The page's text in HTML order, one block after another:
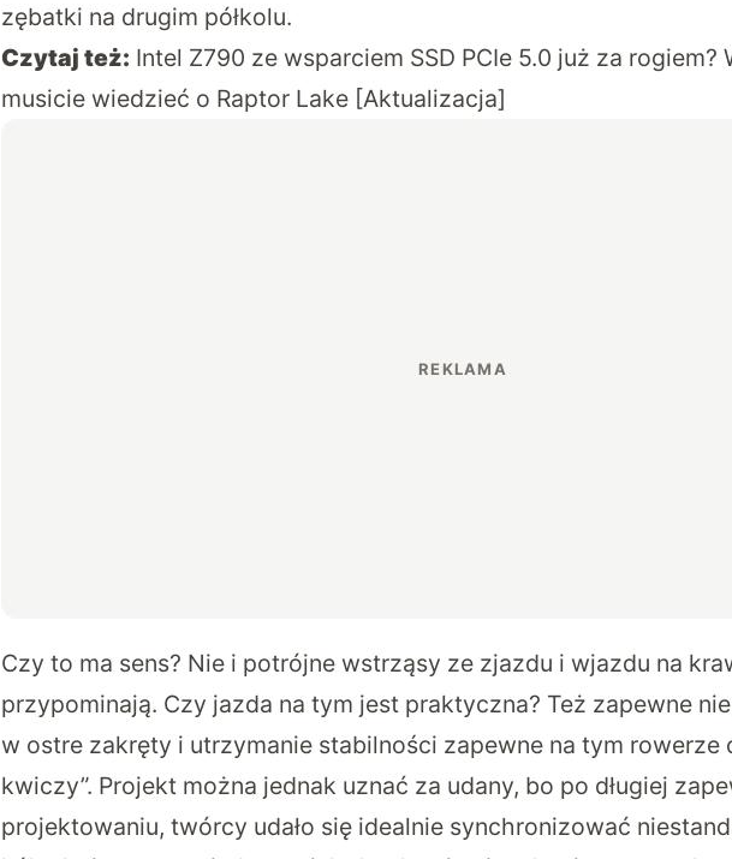
zębatki na drugim półkolu.
Czytaj też: Intel Z790 ze wsparciem SSD PCIe 5.0 już za rogiem?
musicie wiedzieć o Raptor Lake [Aktualizacja]
Czy to ma sens? Nie i potrójne wstrząsy ze zjazdu i wjazdu na
przypominają. Czy jazda na tym jest praktyczna? Też zapewne
w ostre zakręty i utrzymanie stabilności zapewne na tym rowerze
kwiczy”. Projekt można jednak uznać za udany, bo po długiej
projektowaniu, twórcy udało się idealnie synchronizować